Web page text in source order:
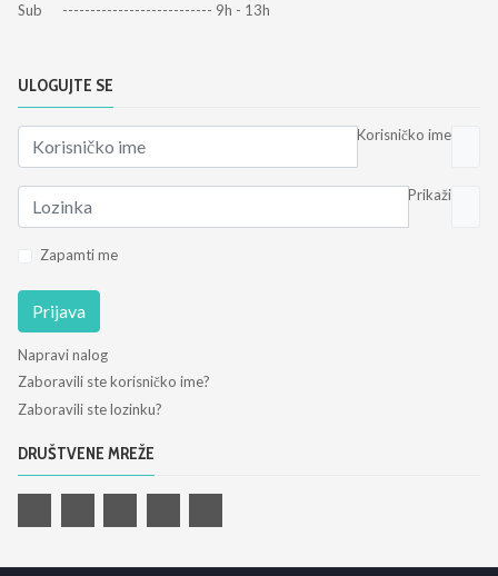
Sub --------------------------- 9h - 13h
ULOGUJTE SE
Korisničko ime
Prikaži
Zapamti me
Prijava
Napravi nalog
Zaboravili ste korisničko ime?
Zaboravili ste lozinku?
DRUŠTVENE MREŽE